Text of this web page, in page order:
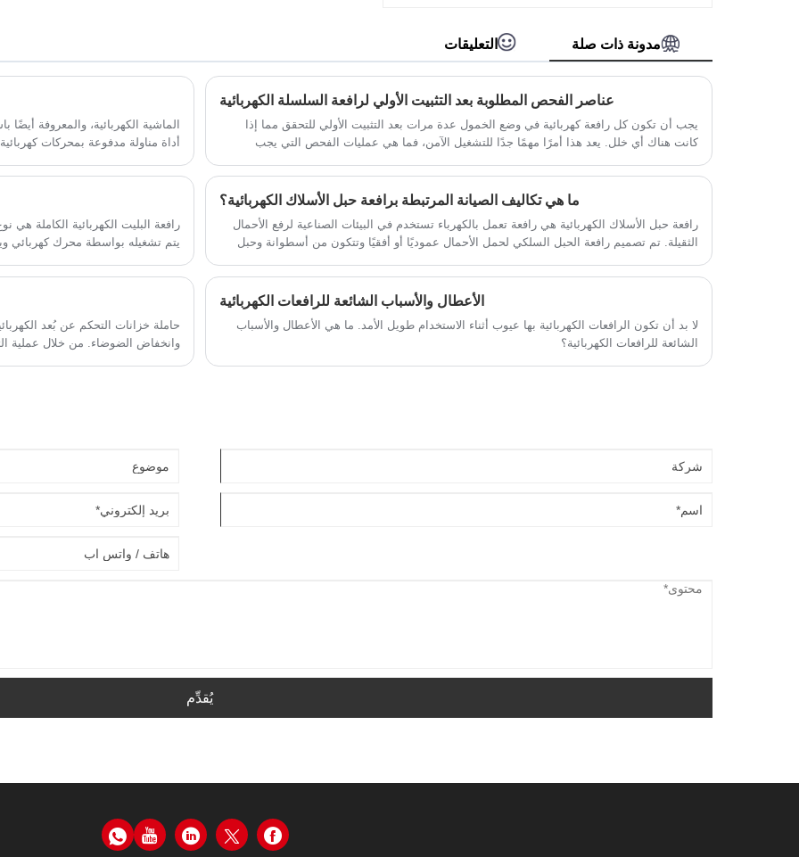
تقنية المحرك الكهربائي المتقدمة وتتميز
بخصائص الكفاءة العالية وحماية البيئة
والاستهلاك المنخفض للطاقة. بفضل سعة
التحميل الموثوقة والأداء السلس الممتاز،
يمكن لآلة التكديس هذه أن تتعامل بسهولة مع
سيناريوهات واحتياجات العمل المختلفة. وفي
الوقت نفسه، فهي مجهزة أيضًا بنظام تحكم
للمستخدمين راحة قيادة جيدة وقدرة على
المناورة. بالإضافة إلى ذلك، تتمتع الشاحنة أيضًا
اتجاهين، وعجلة القيادة القابلة للتعديل، ورافعة
للمستخدمين إكمال أعمال التشغيل بسهولة
أكبر. باختصار، إن المعبئ الكهربائي من النوع
الحامل هو منتج قوي وسهل الاستخدام وعالي
استخدم المكابح عند انقطاع التيار الكهربائي!
يمكن للتصميم الفريد لنظام الكبح الأوتوماتيكي
القفل فورًا في حالة الطوارئ، وحماية سلامة
كل عملية رفع، وجعل إنتاجك أكثر أمانًا وأكثر
ضمانًا!
مدونة ذات صلة التعليقات
عناصر الفحص المطلوبة بعد التثبيت الأولي لرافعة السلسلة الكهربائية
يجب أن تكون كل رافعة كهربائية في وضع الخمول عدة مرات بعد التثبيت الأولي للتحقق مما إذا
كانت هناك أي خلل. يعد هذا أمرًا مهمًا جدًا للتشغيل الآمن، فما هي عمليات الفحص التي يجب
الماشية الكهربائية، والمعروفة أيضًا
أداة مناولة مدفوعة بمحركات
بشكل كبير كفاءة العمليات
ما هي تكاليف الصيانة المرتبطة برافعة حبل الأسلاك الكهربائية؟
رافعة حبل الأسلاك الكهربائية هي رافعة تعمل بالكهرباء تستخدم في البيئات الصناعية لرفع الأحمال
الثقيلة. تم تصميم رافعة الحبل السلكي لحمل الأحمال عموديًا أو أفقيًا وتتكون من أسطوانة وحبل
رافعة البليت الكهربائية الكاملة
يتم تشغيله بواسطة محرك كهربائي
الأعطال والأسباب الشائعة للرافعات الكهربائية
لا بد أن تكون الرافعات الكهربائية بها عيوب أثناء الاستخدام طويل الأمد. ما هي الأعطال والأسباب
الشائعة للرافعات الكهربائية؟
حاملة خزانات التحكم عن بُعد
وانخفاض الضوضاء. من خلال عملية
يُقدِّم